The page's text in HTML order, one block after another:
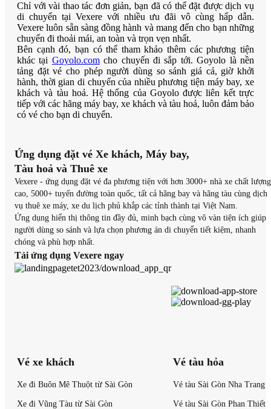
Chỉ với vài thao tác đơn giản, bạn đã có thể đặt được dịch vụ
di chuyển tại Vexere với nhiều ưu đãi vô cùng hấp dẫn.
Vexere luôn sẵn sàng đồng hành và mang đến cho bạn những
chuyến đi thoải mái, an toàn và trọn vẹn nhất.
Bên cạnh đó, bạn có thể tham khảo thêm các phương tiện
khác tại Goyolo.com cho chuyến đi sắp tới. Goyolo là nền
tảng đặt vé cho phép người dùng so sánh giá cả, giờ khởi
hành, thời gian di chuyển của nhiều phương tiện máy bay, xe
khách và tàu hoả. Hệ thống của Goyolo được liên kết trực
tiếp với các hãng máy bay, xe khách và tàu hoả, luôn đảm bảo
có vé cho bạn di chuyển.
Ứng dụng đặt vé Xe khách, Máy bay,
Tàu hoả và Thuê xe
Vexere - ứng dụng đặt vé đa phương tiện với hơn 3000+ nhà xe chất lượng
cao, 5000+ tuyến đường toàn quốc, tất cả hãng bay và hãng tàu cùng dịch
vụ thuê xe máy, xe du lịch phủ khắp các tỉnh thành tại Việt Nam.
Ứng dụng hiển thị thông tin đầy đủ, minh bạch cùng vô vàn tiện ích giúp
người dùng so sánh và lựa chọn phương án di chuyển tiết kiệm, nhanh
chóng và phù hợp nhất.
Tải ứng dụng Vexere ngay
Vé xe khách
Xe đi Buôn Mê Thuột từ Sài Gòn
Xe đi Vũng Tàu từ Sài Gòn
Vé tàu hỏa
Vé tàu Sài Gòn Nha Trang
Vé tàu Sài Gòn Phan Thiết